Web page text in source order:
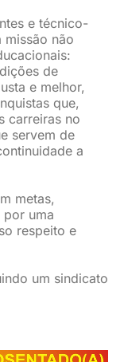
e técnico-
não
de
e melhor,
que,
carreiras no
servem de
a
metas,
por uma
respeito e
um sindicato